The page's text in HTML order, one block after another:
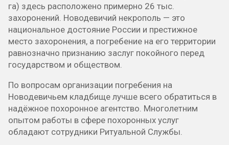
га) здесь расположено примерно 26 тыс.
захоронений. Новодевичий некрополь — это
национальное достояние России и престижное
место захоронения, а погребение на его территории
равнозначно признанию заслуг покойного перед
государством и обществом.
По вопросам организации погребения на
Новодевичьем кладбище лучше всего обратиться в
надёжное похоронное агентство. Многолетним
опытом работы в сфере похоронных услуг
обладают сотрудники Ритуальной Службы.